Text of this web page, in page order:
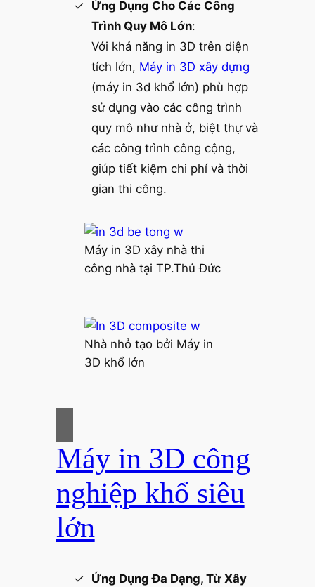
Ứng Dụng Cho Các Công
Trình Quy Mô Lớn:
Với khả năng in 3D trên diện
tích lớn, Máy in 3D xây dựng
(máy in 3d khổ lớn) phù hợp
sử dụng vào các công trình
quy mô như nhà ở, biệt thự và
các công trình công cộng,
giúp tiết kiệm chi phí và thời
gian thi công.
Máy in 3D xây nhà thi
công nhà tại TP.Thủ Đức
Nhà nhỏ tạo bởi Máy in
3D khổ lớn
Máy in 3D công
nghiệp khổ siêu
lớn
Ứng Dụng Đa Dạng, Từ Xây